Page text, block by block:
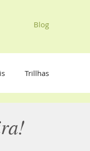
Blog
Trillhas